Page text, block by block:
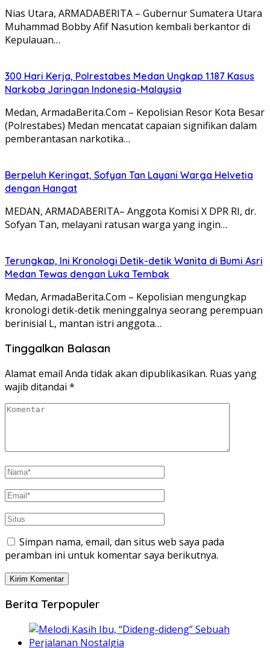
Nias Utara, ARMADABERITA – Gubernur Sumatera Utara
Muhammad Bobby Afif Nasution kembali berkantor di
Kepulauan…
300 Hari Kerja, Polrestabes Medan Ungkap 1.187 Kasus
Narkoba Jaringan Indonesia-Malaysia
Medan, ArmadaBerita.Com – Kepolisian Resor Kota Besar
(Polrestabes) Medan mencatat capaian signifikan dalam
pemberantasan narkotika…
Berpeluh Keringat, Sofyan Tan Layani Warga Helvetia
dengan Hangat
MEDAN, ARMADABERITA– Anggota Komisi X DPR RI, dr.
Sofyan Tan, melayani ratusan warga yang ingin…
Terungkap, Ini Kronologi Detik-detik Wanita di Bumi Asri
Medan Tewas dengan Luka Tembak
Medan, ArmadaBerita.Com – Kepolisian mengungkap
kronologi detik-detik meninggalnya seorang perempuan
berinisial L, mantan istri anggota…
Tinggalkan Balasan
Alamat email Anda tidak akan dipublikasikan. Ruas yang
wajib ditandai *
Simpan nama, email, dan situs web saya pada
peramban ini untuk komentar saya berikutnya.
Berita Terpopuler